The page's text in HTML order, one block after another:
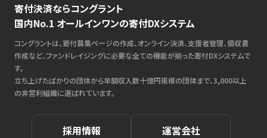
寄付決済ならコングラント
国内No.1 オールインワンの寄付DXシステム
コングラントは、寄付募集ページの作成、オンライン決済、支援者管理、領収書
作成など、ファンドレイジングに必要な全ての機能が揃った寄付DXシステムで
す。
立ち上げたばかりの団体から年間収入数十億円規模の団体まで、3,000以上
の非営利組織に選ばれています。
採用情報 運営会社